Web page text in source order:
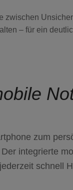
zwischen
– für ein
zum
Der integrierte
schnell